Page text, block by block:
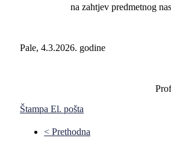
na zahtjev predmetnog
Pale, 4.3.2026. godine
Štampa El. pošta
< Prethodna